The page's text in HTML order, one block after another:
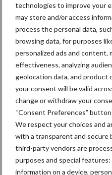
technologies to improve your
may store and/or access
process the personal data,
browsing data, for purposes
personalized ads and content,
effectiveness, analyzing
geolocation data, and product
your consent will be valid
change or withdraw your
“Consent Preferences”
We respect your choices and
with a transparent and secure
third-party vendors are
purposes and special
information on a device,
de industrie. Al jaren
procent. Deels komt dit doordat
gebruik wordt waargenomen in
stof glyfosaat het percentage
glyfosaat ook op grasland dat
ligt het percentage hoger.
Milieubelasting
verminderen van de